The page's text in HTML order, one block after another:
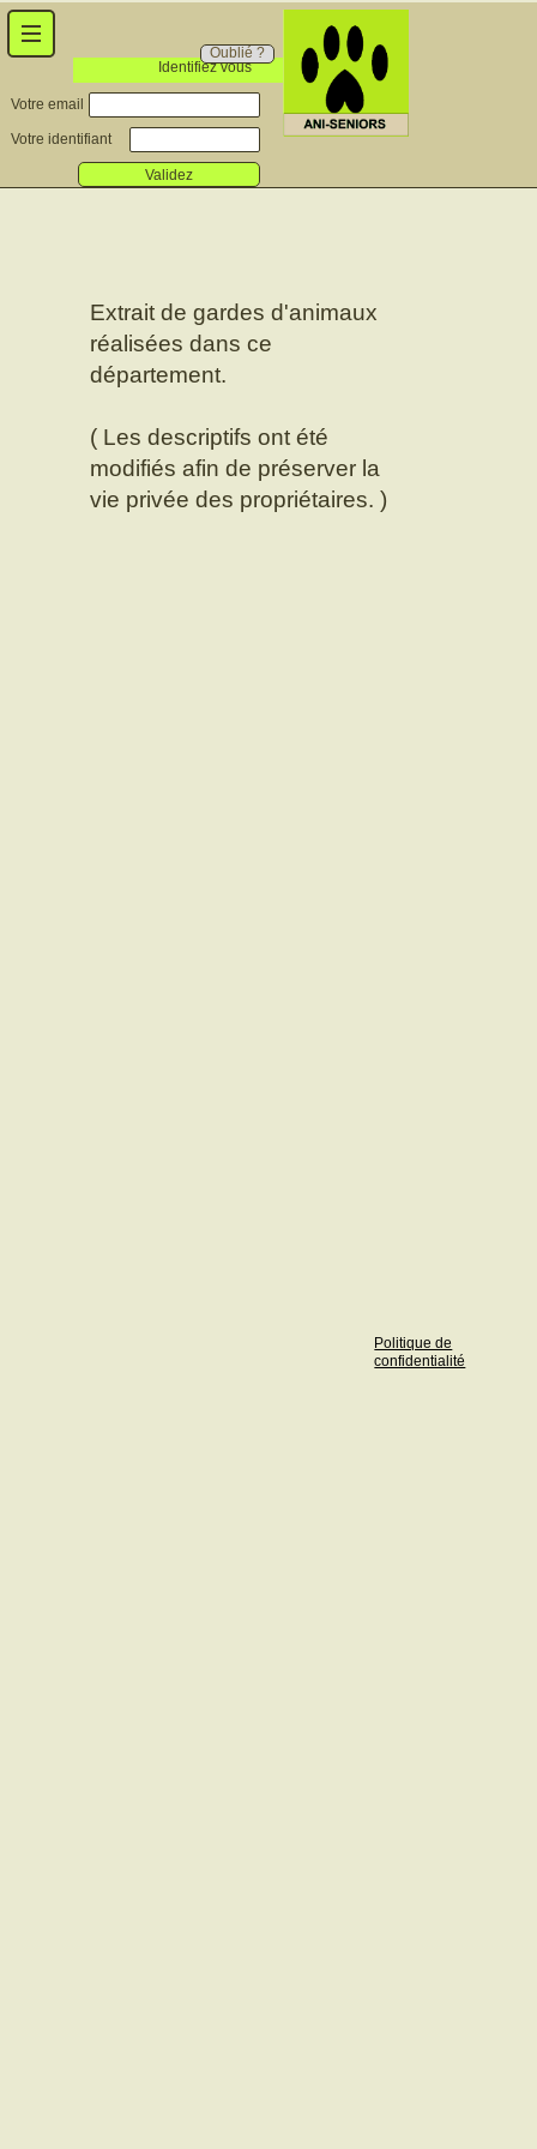
Identifiez vous
Oublié ?
Votre email
Votre identifiant
Validez
Extrait de gardes d'animaux
réalisées dans ce
département.
( Les descriptifs ont été
modifiés afin de préserver la
vie privée des propriétaires. )
Politique de
confidentialité